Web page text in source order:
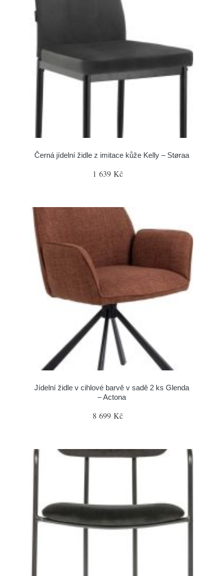
Černá jídelní židle z imitace kůže Kelly – Støraa
1 639 Kč
Jídelní židle v cihlové barvě v sadě 2 ks Glenda
– Actona
8 699 Kč